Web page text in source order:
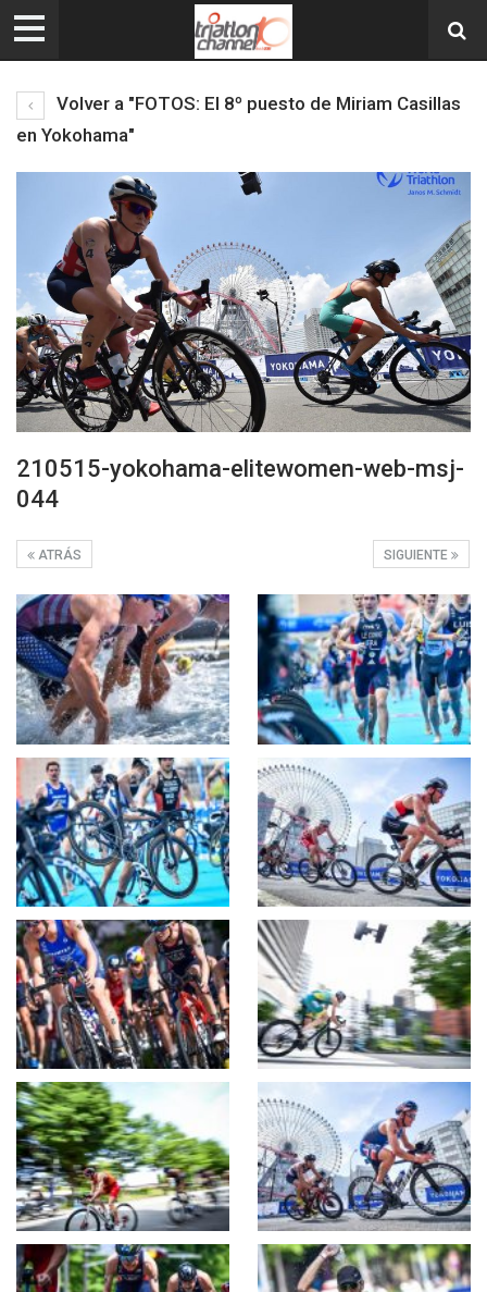
Volver a "FOTOS: El 8º puesto de Miriam Casillas
en Yokohama"
210515-yokohama-elitewomen-web-msj-
044
SIGUIENTE
ATRÁS